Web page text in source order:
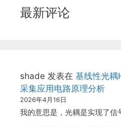
最新评论
shade 发表在 基线性光耦
采集应用电路原理分析
2026年4月16日
我的意思是，光耦是实现了